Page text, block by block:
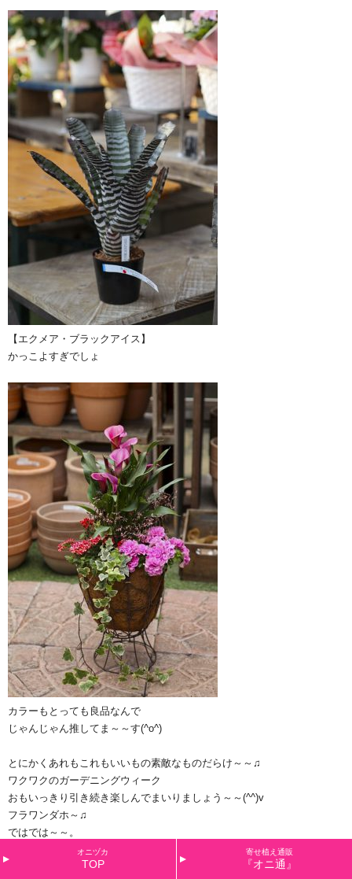
【エクメア・ブラックアイス】
かっこよすぎでしょ
カラーもとっても良品なんで
じゃんじゃん推してま～～す(^o^)
とにかくあれもこれもいいもの素敵なものだらけ～～♫
ワクワクのガーデニングウィーク
おもいっきり引き続き楽しんでまいりましょう～～(^^)v
フラワンダホ～♫
ではでは～～。
オニヅカ
TOP
寄せ植え通販
『オニ通』